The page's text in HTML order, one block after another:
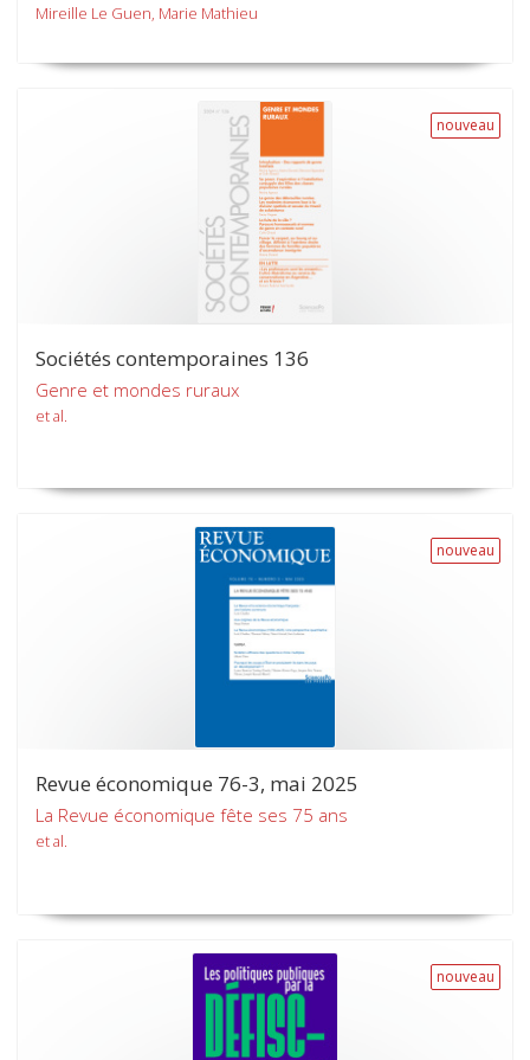
Mireille Le Guen, Marie Mathieu
nouveau
Sociétés contemporaines 136
Genre et mondes ruraux
et al.
nouveau
Revue économique 76-3, mai 2025
La Revue économique fête ses 75 ans
et al.
nouveau